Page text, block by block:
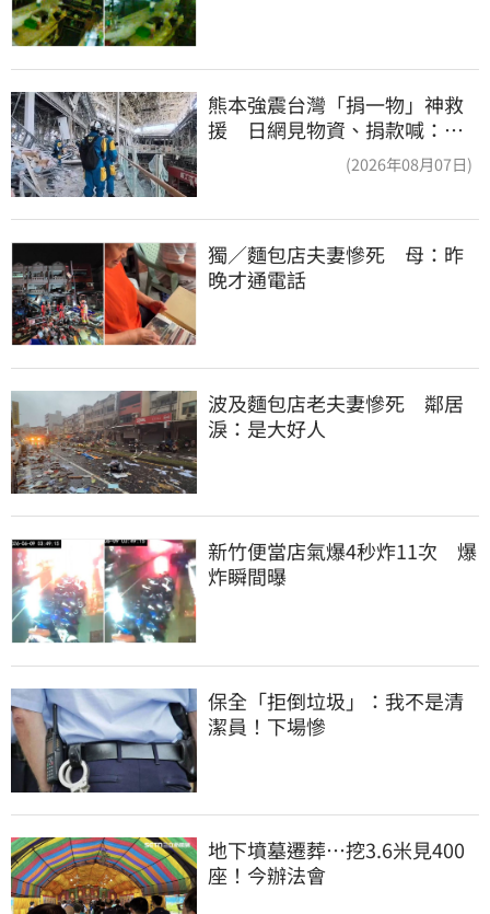
熊本強震台灣「捐一物」神救
援 日網見物資、捐款喊：給
(2026年08月07日)
獨／麵包店夫妻慘死　母：昨
晚才通電話
波及麵包店老夫妻慘死　鄰居
淚：是大好人
新竹便當店氣爆4秒炸11次　爆
炸瞬間曝
保全「拒倒垃圾」：我不是清
潔員！下場慘
地下墳墓遷葬…挖3.6米見400
座！今辦法會